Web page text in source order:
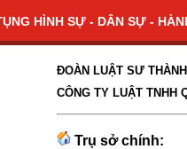
HÌNH SỰ - DÂN SỰ -
ĐOÀN LUẬT SƯ
CÔNG TY LUẬT TNHH
Trụ sở chính: